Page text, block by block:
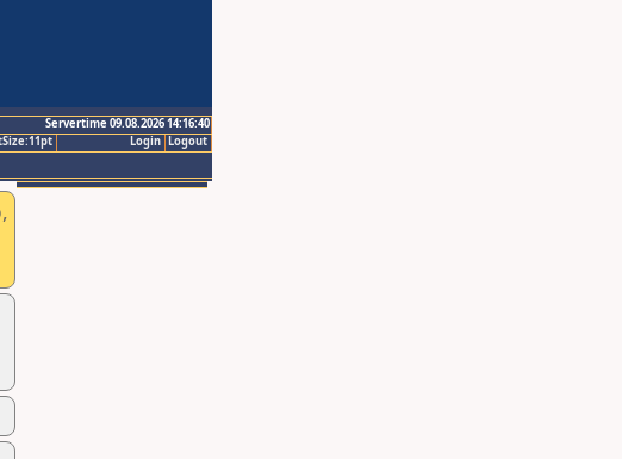
Servertime 09.08.2026 14:16:40
Logout
Login